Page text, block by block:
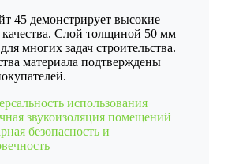
45 демонстрирует высокие
качества. Слой толщиной 50 мм
многих задач строительства.
материала подтверждены
использования
звукоизоляция помещений
безопасность и